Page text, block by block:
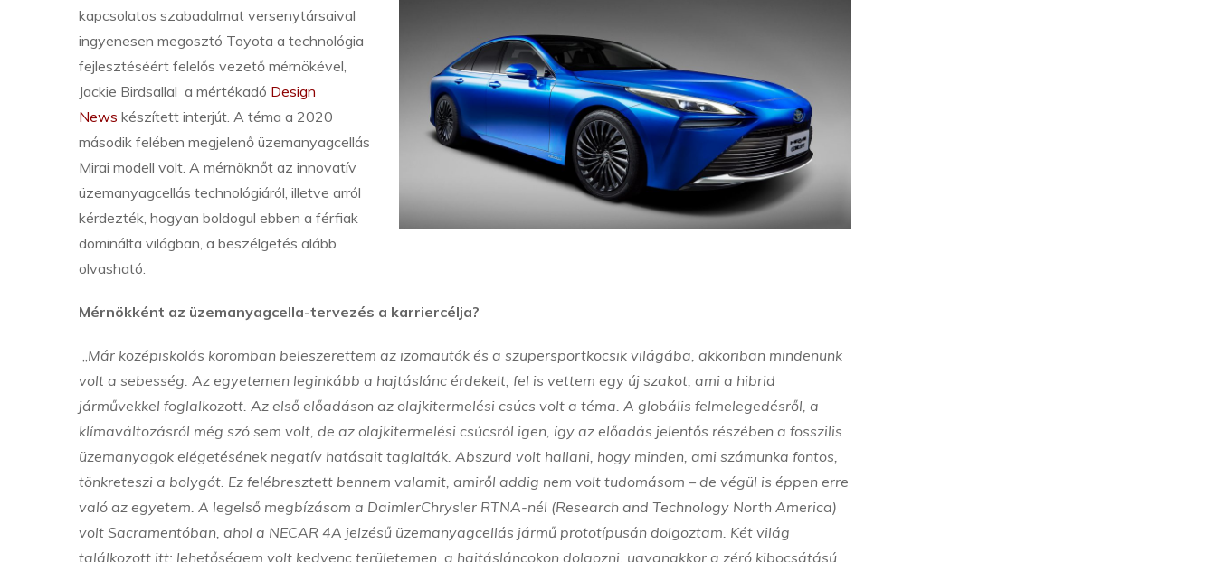
kapcsolatos szabadalmat versenytársaival
ingyenesen megosztó Toyota a technológia
fejlesztéséért felelős vezető mérnökével,
Jackie Birdsallal a mértékadó Design
News készített interjút. A téma a 2020
második felében megjelenő üzemanyagcellás
Mirai modell volt. A mérnöknőt az innovatív
üzemanyagcellás technológiáról, illetve arról
kérdezték, hogyan boldogul ebben a férfiak
dominálta világban, a beszélgetés alább
olvasható.
Mérnökként az üzemanyagcella-tervezés a karriercélja?
„Már középiskolás koromban beleszerettem az izomautók és a szupersportkocsik világába, akkoriban mindenünk
volt a sebesség. Az egyetemen leginkább a hajtáslánc érdekelt, fel is vettem egy új szakot, ami a hibrid
járművekkel foglalkozott. Az első előadáson az olajkitermelési csúcs volt a téma. A globális felmelegedésről, a
klímaváltozásról még szó sem volt, de az olajkitermelési csúcsról igen, így az előadás jelentős részében a fosszilis
üzemanyagok elégetésének negatív hatásait taglalták. Abszurd volt hallani, hogy minden, ami számunka fontos,
tönkreteszi a bolygót. Ez felébresztett bennem valamit, amiről addig nem volt tudomásom – de végül is éppen erre
való az egyetem. A legelső megbízásom a DaimlerChrysler RTNA-nél (Research and Technology North America)
volt Sacramentóban, ahol a NECAR 4A jelzésű üzemanyagcellás jármű prototípusán dolgoztam. Két világ
találkozott itt: lehetőségem volt kedvenc területemen, a hajtásláncokon dolgozni, ugyanakkor a zéró kibocsátású